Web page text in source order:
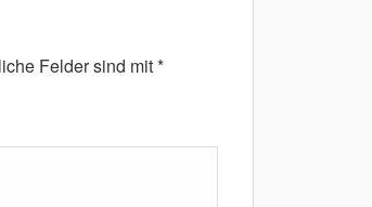
Felder sind mit*